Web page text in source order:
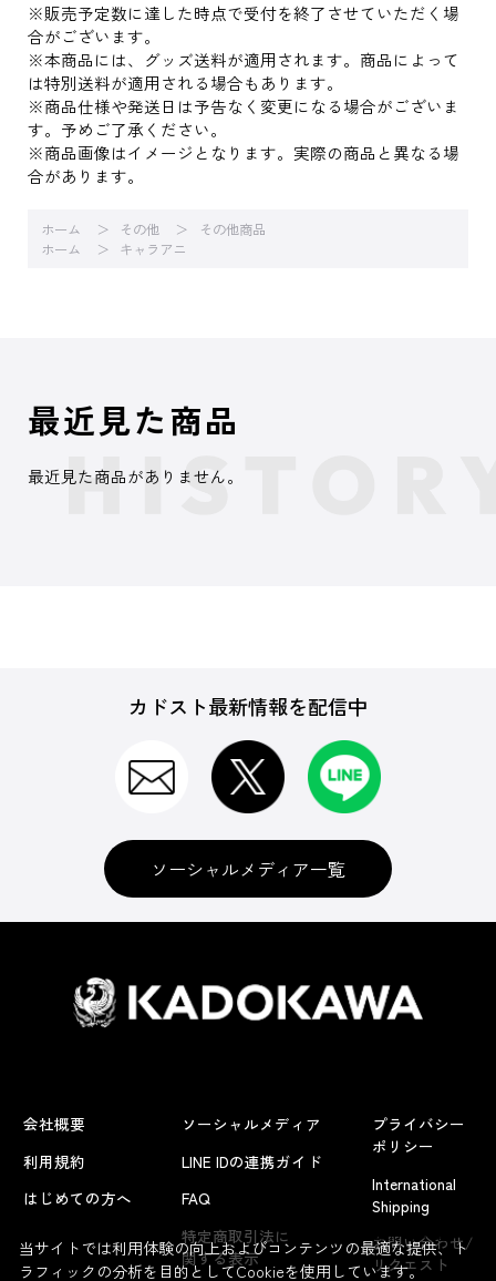
※販売予定数に達した時点で受付を終了させていただく場
合がございます。
※本商品には、グッズ送料が適用されます。商品によって
は特別送料が適用される場合もあります。
※商品仕様や発送日は予告なく変更になる場合がございま
す。予めご了承ください。
※商品画像はイメージとなります。実際の商品と異なる場
合があります。
ホーム その他
その他商品
ホーム
キャラアニ
よくあるお問い合わせ
最近見た商品
最近見た商品がありません。
カドスト最新情報を配信中
ソーシャルメディア一覧
会社概要
利用規約
はじめての方へ
ソーシャルメディア
LINE IDの連携ガイド
FAQ
特定商取引法に
関する表示
プライバシー
ポリシー
International
Shipping
お問い合わせ/
リクエスト
当サイトでは利用体験の向上およびコンテンツの最適な提供、ト
ラフィックの分析を目的としてCookieを使用しています。